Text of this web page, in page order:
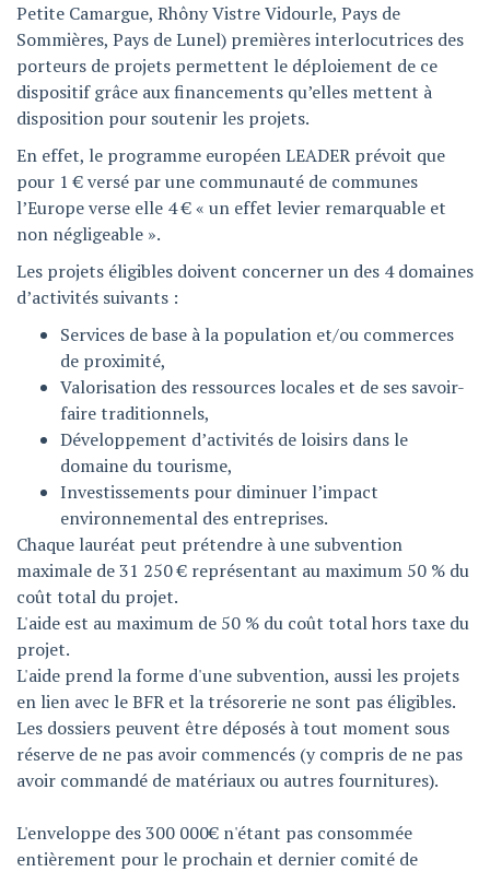
Petite Camargue, Rhôny Vistre Vidourle, Pays de
Sommières, Pays de Lunel) premières interlocutrices des
porteurs de projets permettent le déploiement de ce
dispositif grâce aux financements qu’elles mettent à
disposition pour soutenir les projets.
En effet, le programme européen LEADER prévoit que
pour 1 € versé par une communauté de communes
l’Europe verse elle 4 € « un effet levier remarquable et
non négligeable ».
Les projets éligibles doivent concerner un des 4 domaines
d’activités suivants :
Services de base à la population et/ou commerces
de proximité,
Valorisation des ressources locales et de ses savoir-
faire traditionnels,
Développement d’activités de loisirs dans le
domaine du tourisme,
Investissements pour diminuer l’impact
environnemental des entreprises.
Chaque lauréat peut prétendre à une subvention
maximale de 31 250 € représentant au maximum 50 % du
coût total du projet.
L'aide est au maximum de 50 % du coût total hors taxe du
projet.
L'aide prend la forme d'une subvention, aussi les projets
en lien avec le BFR et la trésorerie ne sont pas éligibles.
Les dossiers peuvent être déposés à tout moment sous
réserve de ne pas avoir commencés (y compris de ne pas
avoir commandé de matériaux ou autres fournitures).
L'enveloppe des 300 000€ n'étant pas consommée
entièrement pour le prochain et dernier comité de